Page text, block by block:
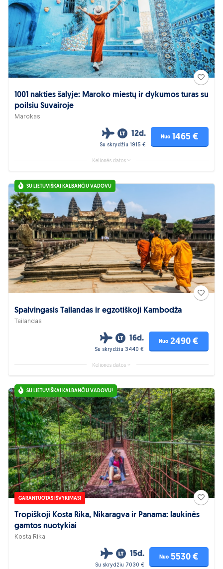
1001 nakties šalyje: Maroko miestų ir dykumos turas su
poilsiu Suvairoje
Marokas
12d.
Su skrydžiu 1915 €
Nuo 1465 €
Kelionės datos
SU LIETUVIŠKAI KALBANČIU VADOVU
Spalvingasis Tailandas ir egzotiškoji Kambodža
Tailandas
16d.
Su skrydžiu 3440 €
Nuo 2490 €
Kelionės datos
SU LIETUVIŠKAI KALBANČIU VADOVU!
GARANTUOTAS IŠVYKIMAS!
Tropiškoji Kosta Rika, Nikaragva ir Panama: laukinės
gamtos nuotykiai
Kosta Rika
15d.
Su skrydžiu 7030 €
Nuo 5530 €